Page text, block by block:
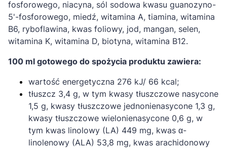
fosforowego, niacyna, sól sodowa kwasu guanozyno-
5'-fosforowego, miedź, witamina A, tiamina, witamina
B6, ryboflawina, kwas foliowy, jod, mangan, selen,
witamina K, witamina D, biotyna, witamina B12.
100 ml gotowego do spożycia produktu zawiera:
wartość energetyczna 276 kJ/ 66 kcal;
tłuszcz 3,4 g, w tym kwasy tłuszczowe nasycone
1,5 g, kwasy tłuszczowe jednonienasycone 1,3 g,
kwasy tłuszczowe wielonienasycone 0,6 g, w
tym kwas linolowy (LA) 449 mg, kwas α-
linolenowy (ALA) 53,8 mg, kwas arachidonowy